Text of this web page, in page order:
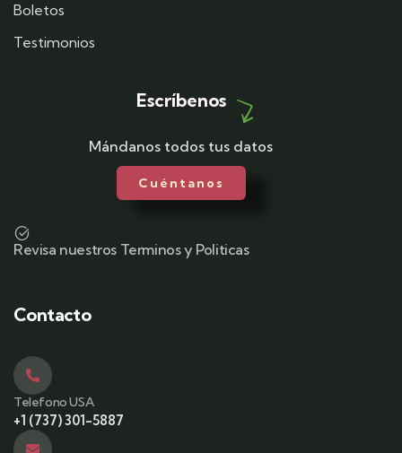
Boletos
Testimonios
Escríbenos
Mándanos todos tus datos
Cuéntanos
Revisa nuestros Terminos y Politicas
Contacto
Telefono USA
+1 (737) 301-5887